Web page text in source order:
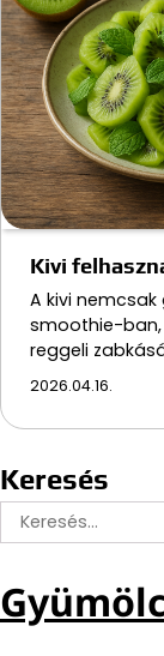
Kivi
A kivi
smoothie-ban,
reggeli
2026.04.16.
Keresés
Keresés: